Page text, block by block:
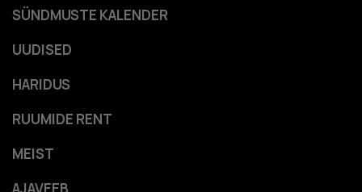
HARIDUS
RUUMIDE RENT
MEIST
SÜNDMUSTE KALENDER
UUDISED